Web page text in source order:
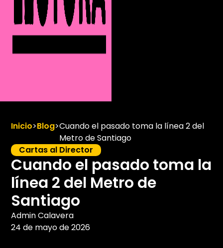
Inicio>Blog>Cuando el pasado toma la línea 2 del
Metro de Santiago
Cartas al Director
Cuando el pasado toma la
línea 2 del Metro de
Santiago
Admin Calavera
24 de mayo de 2026